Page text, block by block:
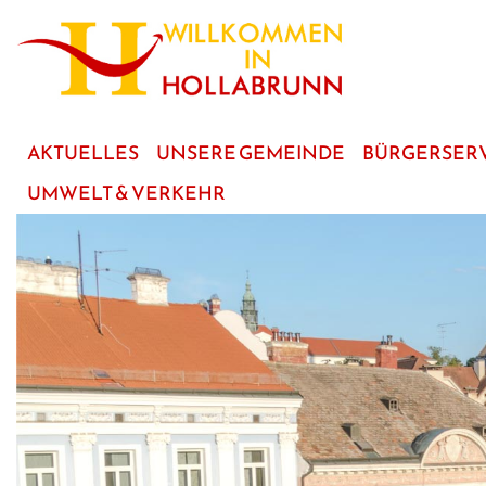
Hauptinhalt
AKTUELLES UNSERE GEMEINDE
UMWELT & VERKEHR